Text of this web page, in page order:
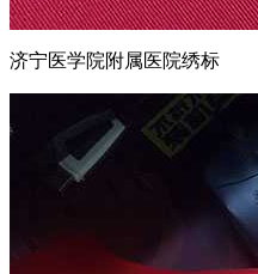
济宁医学院附属医院绣标